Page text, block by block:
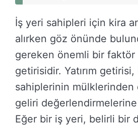
İş yeri sahipleri için kira
alırken göz önünde
gereken önemli bir faktör
getirisidir. Yatırım
sahiplerinin
geliri değerlendirmelerine
Eğer bir iş yeri, belirli bir